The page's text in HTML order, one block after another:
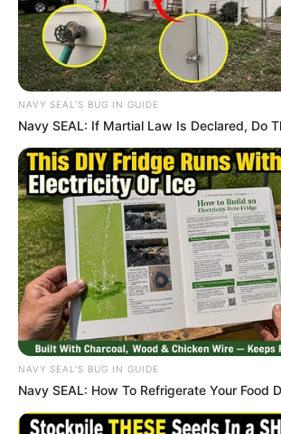
¿Por qué usar avena, limón
las verrugas?
Recibe Nuestras
Recetas
Tu
Únete gratis a nuestro canal y
caseros, recetas naturales,
belleza y trucos saludables
Gratis Fácil
Recetas
NAVY SEAL'S BUG IN GUIDE
Navy SEAL: If Martial Law Is Declared, Do
NAVY SEAL'S BUG IN GUIDE
Navy SEAL: How To Refrigerate Your Food